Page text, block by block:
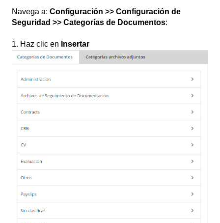
Navega a: Configuración >> Configuración de
Seguridad >> Categorías de Documentos:
1. Haz clic en Insertar